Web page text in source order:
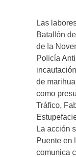
Las
Batallón
de la
Policía
de
como
Tráfico,
La acción
Puente en
comunica